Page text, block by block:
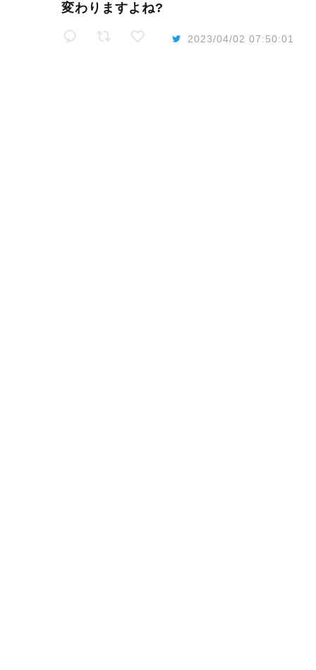
変わりますよね?
2023/04/02 07:50:01